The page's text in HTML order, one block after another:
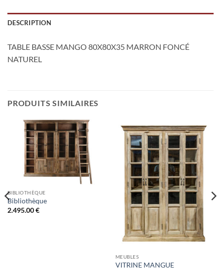
DESCRIPTION
TABLE BASSE MANGO 80X80X35 MARRON FONCÉ
NATUREL
PRODUITS SIMILAIRES
BIBLIOTHÈQUE
Bibliothèque
2.495.00€
MEUBLES
VITRINE MANGUE